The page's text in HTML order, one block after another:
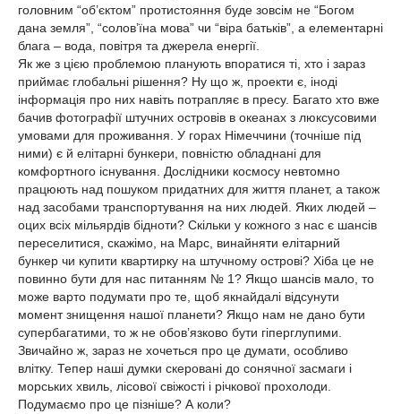
головним “об’єктом” протистояння буде зовсім не “Богом
дана земля”, “солов’їна мова” чи “віра батьків”, а елементарні
блага – вода, повітря та джерела енергії.
Як же з цією проблемою планують впоратися ті, хто і зараз
приймає глобальні рішення? Ну що ж, проекти є, іноді
інформація про них навіть потрапляє в пресу. Багато хто вже
бачив фотографії штучних островів в океанах з люксусовими
умовами для проживання. У горах Німеччини (точніше під
ними) є й елітарні бункери, повністю обладнані для
комфортного існування. Дослідники космосу невтомно
працюють над пошуком придатних для життя планет, а також
над засобами транспортування на них людей. Яких людей –
оцих всіх мільярдів бідноти? Скільки у кожного з нас є шансів
переселитися, скажімо, на Марс, винайняти елітарний
бункер чи купити квартирку на штучному острові? Хіба це не
повинно бути для нас питанням № 1? Якщо шансів мало, то
може варто подумати про те, щоб якнайдалі відсунути
момент знищення нашої планети? Якщо нам не дано бути
супербагатими, то ж не обов’язково бути гіперглупими.
Звичайно ж, зараз не хочеться про це думати, особливо
влітку. Тепер наші думки скеровані до сонячної засмаги і
морських хвиль, лісової свіжості і річкової прохолоди.
Подумаємо про це пізніше? А коли?